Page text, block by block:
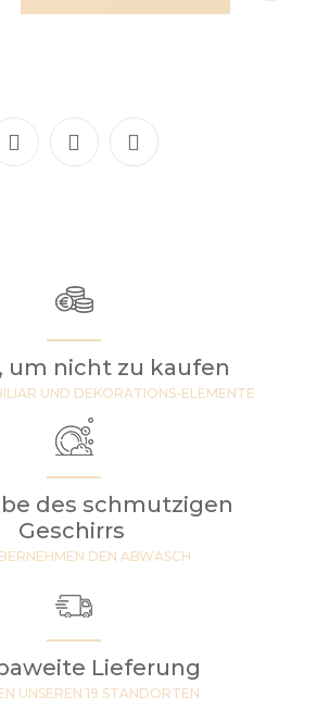
um nicht zu kaufen
UND DEKORATIONS-ELEMENTE
des schmutzigen
Geschirrs
DEN ABWASCH
Lieferung
UNSEREN 19 STANDORTEN